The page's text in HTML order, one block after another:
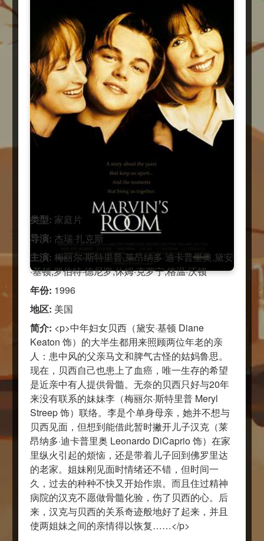
类型: 家庭片
导演: 杰瑞·扎克斯
主演: 梅丽尔·斯特里普,莱昂纳多·迪卡普里奥,黛安
·基顿,罗伯特·德尼罗,休姆·克罗宁,格温·沃顿
年份: 1996
地区: 美国
简介: <p>中年妇女贝西（黛安·基顿 Diane
Keaton 饰）的大半生都用来照顾两位年老的亲
人：患中风的父亲马文和脾气古怪的姑妈鲁思。
现在，贝西自己也患上了血癌，唯一生存的希望
是近亲中有人提供骨髓。无奈的贝西只好与20年
来没有联系的妹妹李（梅丽尔·斯特里普 Meryl
Streep 饰）联络。李是个单身母亲，她并不想与
贝西见面，但想到能借此暂时撇开儿子汉克（莱
昂纳多·迪卡普里奥 Leonardo DiCaprio 饰）在家
里纵火引起的烦恼，还是带着儿子回到佛罗里达
的老家。姐妹刚见面时情绪还不错，但时间一
久，过去的种种不快又开始作祟。而且住过精神
病院的汉克不愿做骨髓化验，伤了贝西的心。后
来，汉克与贝西的关系奇迹般地好了起来，并且
使两姐妹之间的亲情得以恢复……</p>